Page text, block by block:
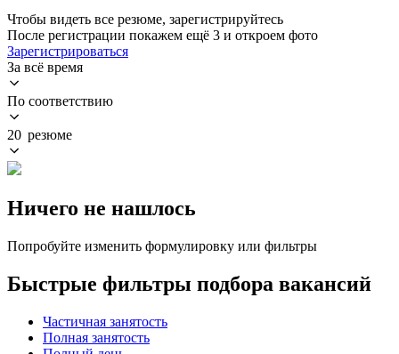
Чтобы видеть все резюме, зарегистрируйтесь
После регистрации покажем ещё 3 и откроем фото
Зарегистрироваться
За всё время
По соответствию
20 резюме
Ничего не нашлось
Попробуйте изменить формулировку или фильтры
Быстрые фильтры подбора вакансий
Частичная занятость
Полная занятость